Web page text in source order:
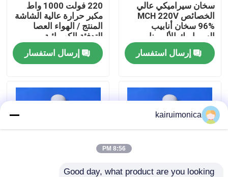
معلومات عنا
جولة في المعمل
اتصل بنا
اطلب اقتباس
سخان سيراميكي عالي
الخصائص MCH 220V
96% سخان أنابيب
السيراميك الألومينا
إرسال استفسار
220 فولت 1000 واط
مكبر حرارة عالية الشاشة
المنتج / الهواء العصا
التدفئة الكهربائية
إرسال استفسار
kairuimonica
8:56 PM
Good day, what product are you looking